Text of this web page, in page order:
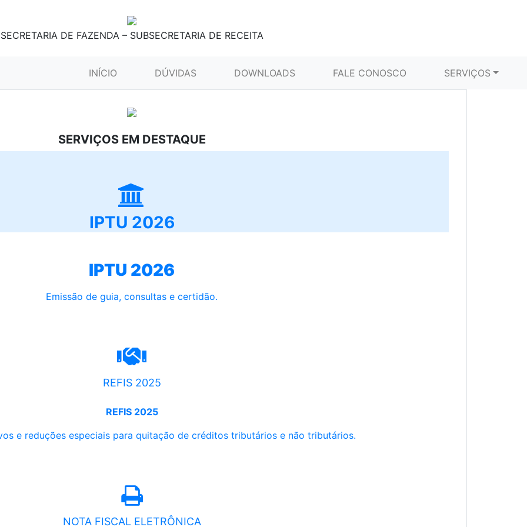
SECRETARIA DE FAZENDA – SUBSECRETARIA DE RECEITA
INÍCIO (CURRENT)DÚVIDAS DOWNLOADS FALE CONOSCO SERVIÇOS
SERVIÇOS EM DESTAQUE
IPTU 2026
IPTU 2026
Emissão de guia, consultas e certidão.
REFIS 2025
REFIS 2025
e reduções especiais para quitação de créditos tributários e não tributários.
NOTA FISCAL ELETRÔNICA